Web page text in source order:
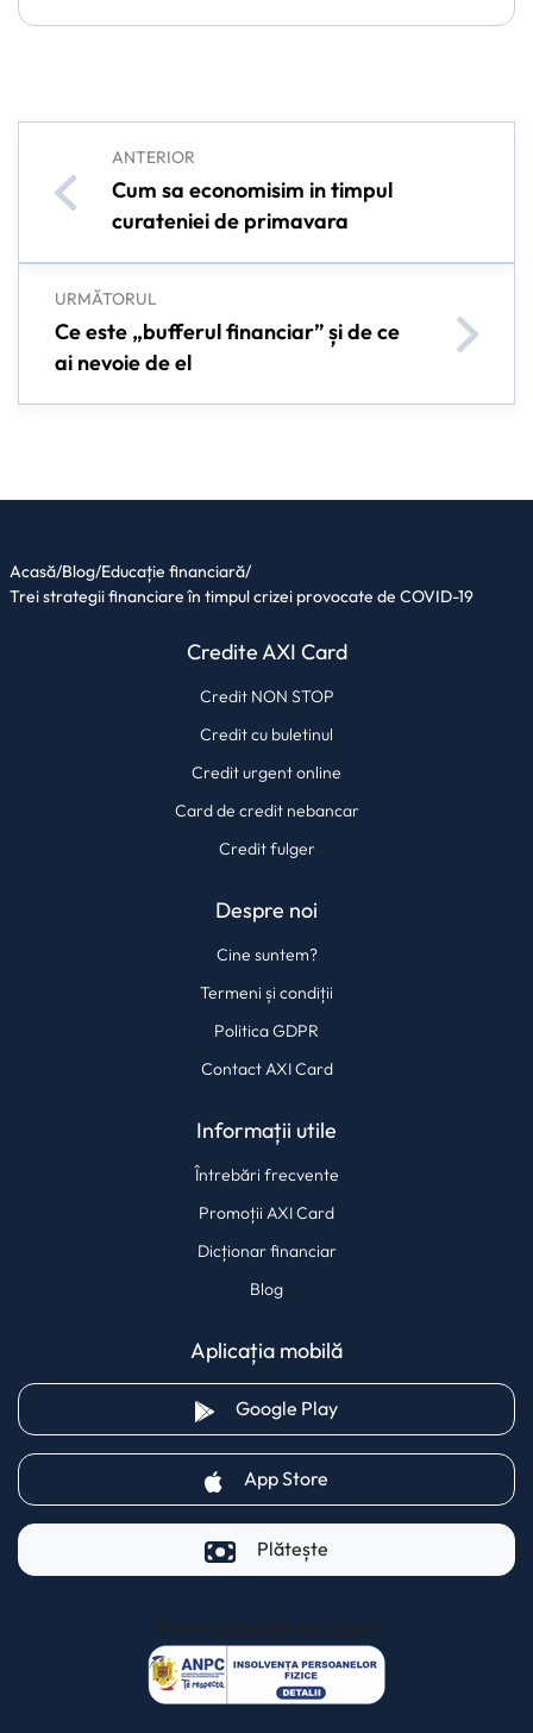
ANTERIOR
Cum sa economisim in timpul
curateniei de primavara
URMĂTORUL
Ce este „bufferul financiar” și de ce
ai nevoie de el
Acasă/Blog/Educație financiară/
Trei strategii financiare în timpul crizei provocate de COVID-19
Credite AXI Card
Credit NON STOP
Credit cu buletinul
Credit urgent online
Card de credit nebancar
Credit fulger
Despre noi
Cine suntem?
Termeni și condiții
Politica GDPR
Contact AXI Card
Informații utile
Întrebări frecvente
Promoții AXI Card
Dicționar financiar
Blog
Aplicația mobilă
Google Play(opens in a new tab)
App Store
Plătește
Pentru clienții AXI Card
(opens in a new